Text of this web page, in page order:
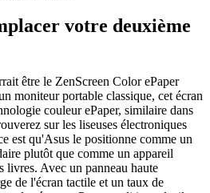
votre deuxième
être le ZenScreen Color ePaper
moniteur portable classique, cet écran
couleur ePaper, similaire dans
sur les liseuses électroniques
est qu'Asus le positionne comme un
plutôt que comme un appareil
livres. Avec un panneau haute
de l'écran tactile et un taux de